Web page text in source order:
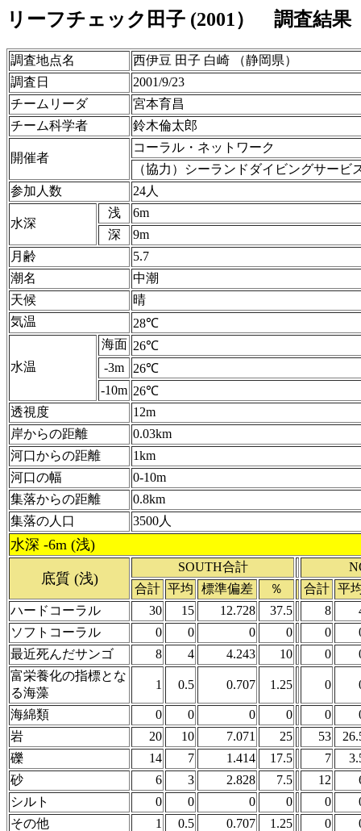
リーフチェック田子 (2001） 調査結果
調査地点名
西伊豆 田子 白崎 （静岡県）
調査日
2001/9/23
チームリーダ
宮本育昌
チーム科学者
鈴木倫太郎
開催者
コーラル・ネットワーク
（協力）シーランドダイビングサービ
参加人数
24人
水深
浅
6m
深
9m
月齢
5.7
潮名
中潮
天候
晴
気温
28℃
水温
海面 26℃
-3m
26℃
-10m 26℃
透視度
12m
岸からの距離
0.03km
河口からの距離
1km
河口の幅
0-10m
集落からの距離
0.8km
集落の人口
3500人
水深 -6m (浅)
底質 (浅)
SOUTH合計
合計 平均 標準偏差 ％ 合計 平
ハードコーラル
30 15 12.728 37.5 8
ソフトコーラル
0 0 0 0 0
最近死んだサンゴ
8 4 4.243 10 0
富栄養化の指標とな
る海藻
1 0.5 0.707 1.25 0
海綿類 0 0 0 0 0
岩
20 10 7.071 25 53
礫
14 7 1.414 17.5 7
砂
6 3 2.828 7.5 12
シルト
0 0 0 0 0
その他
1 0.5 0.707 1.25 0